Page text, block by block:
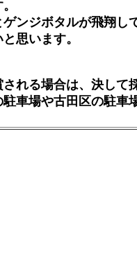
ンジボタルが飛翔
思います。
れる場合は、決して
車場や古田区の駐